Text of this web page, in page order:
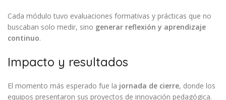
Cada módulo tuvo evaluaciones formativas y prácticas que no
buscaban solo medir, sino generar reflexión y aprendizaje
continuo.
Impacto y resultados
El momento más esperado fue la jornada de cierre, donde los
equipos presentaron sus proyectos de innovación pedagógica.